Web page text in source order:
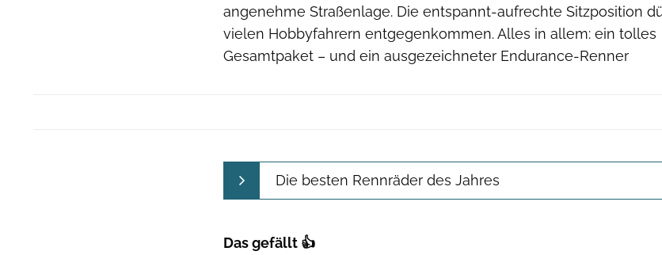
angenehme Straßenlage. Die entspannt-aufrechte Sitzposition
vielen Hobbyfahrern entgegenkommen. Alles in allem: ein tolles
Gesamtpaket – und ein ausgezeichneter Endurance-Renner
Die besten Rennräder des Jahres
Das gefällt 👍